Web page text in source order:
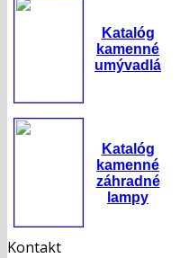
Katalóg
kamenné
umývadlá
Katalóg
kamenné
záhradné
lampy
Kontakt